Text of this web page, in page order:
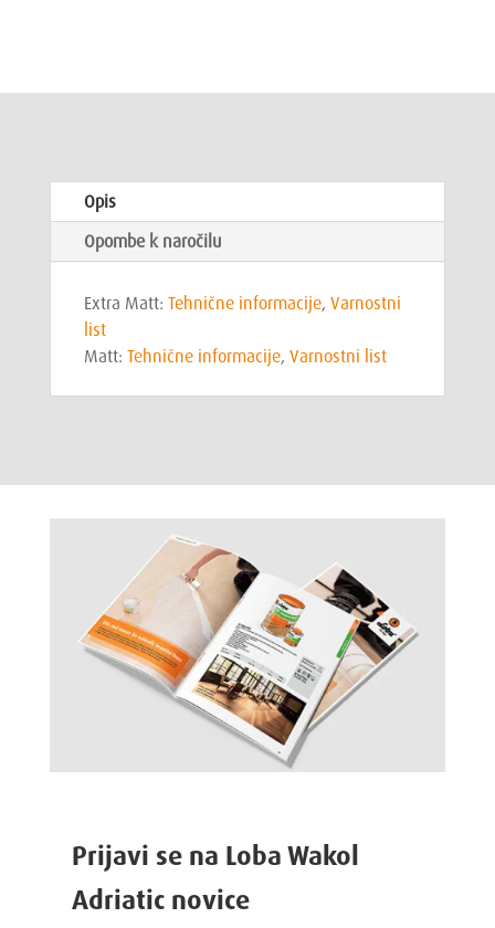
Opis
Opombe k naročilu
Extra Matt: Tehnične informacije, Varnostni
list
Matt: Tehnične informacije, Varnostni list
Prijavi se na Loba Wakol
Adriatic novice